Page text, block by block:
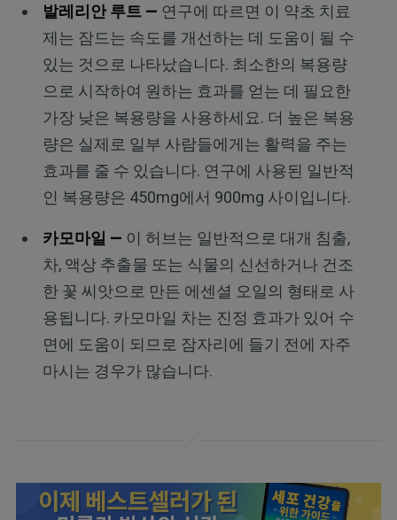
발레리안 루트 — 연구에 따르면 이 약초 치료
제는 잠드는 속도를 개선하는 데 도움이 될 수
있는 것으로 나타났습니다. 최소한의 복용량
으로 시작하여 원하는 효과를 얻는 데 필요한
가장 낮은 복용량을 사용하세요. 더 높은 복용
량은 실제로 일부 사람들에게는 활력을 주는
효과를 줄 수 있습니다. 연구에 사용된 일반적
인 복용량은 450mg에서 900mg 사이입니다.
카모마일 — 이 허브는 일반적으로 대개 침출,
차, 액상 추출물 또는 식물의 신선하거나 건조
한 꽃 씨앗으로 만든 에센셜 오일의 형태로 사
용됩니다. 카모마일 차는 진정 효과가 있어 수
면에 도움이 되므로 잠자리에 들기 전에 자주
마시는 경우가 많습니다.